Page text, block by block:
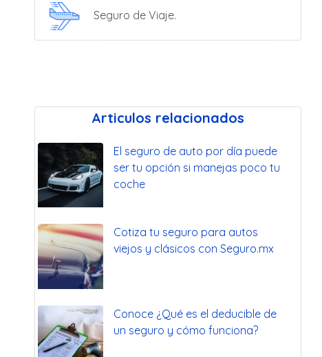
Seguro de Viaje.
Articulos relacionados
El seguro de auto por día puede
ser tu opción si manejas poco tu
coche
Cotiza tu seguro para autos
viejos y clásicos con Seguro.mx
Conoce ¿Qué es el deducible de
un seguro y cómo funciona?